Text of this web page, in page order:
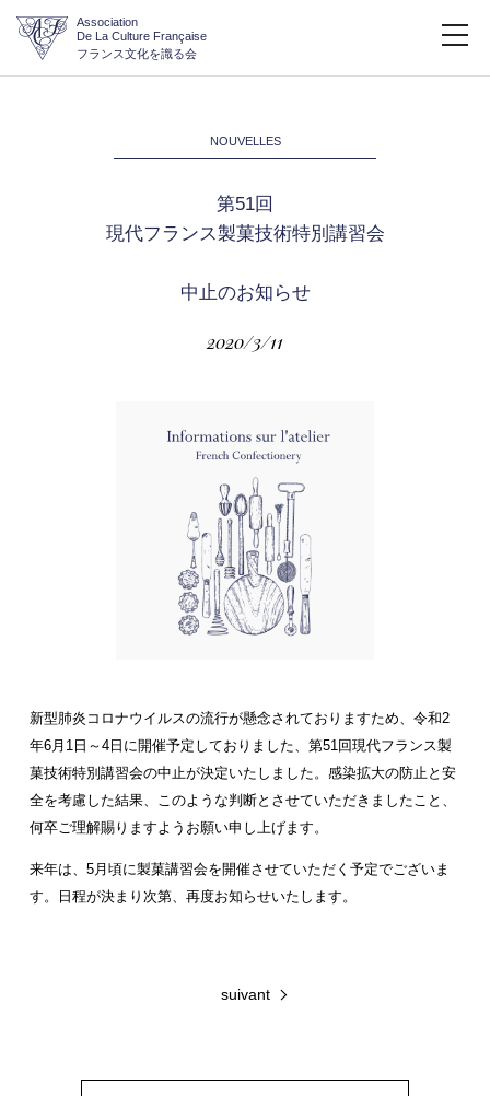
Association
De La Culture Française
フランス文化を識る会
NOUVELLES
第51回
現代フランス製菓技術特別講習会
中止のお知らせ
2020/3/11
新型肺炎コロナウイルスの流行が懸念されておりますため、令和2
年6月1日～4日に開催予定しておりました、第51回現代フランス製
菓技術特別講習会の中止が決定いたしました。 感染拡大の防止と安
全を考慮した結果、このような判断とさせていただきましたこと、
何卒ご理解賜りますようお願い申し上げます。
来年は、5月頃に製菓講習会を開催させていただく予定でございま
す。日程が決まり次第、再度お知らせいたします。
suivant